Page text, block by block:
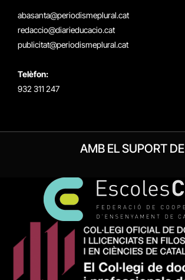
abasanta@periodismeplural.cat
redaccio@diarieducacio.cat
publicitat@periodismeplural.cat
Telèfon:
932 311 247
AMB EL SUPORT DE